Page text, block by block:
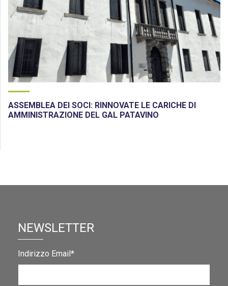
ASSEMBLEA DEI SOCI: RINNOVATE LE CARICHE DI
AMMINISTRAZIONE DEL GAL PATAVINO
NEWSLETTER
Indirizzo Email*